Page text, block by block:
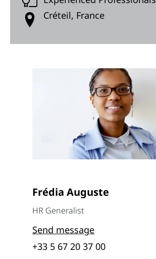
Créteil, France
Frédia Auguste
HR Generalist
Send message
+33 5 67 20 37 00